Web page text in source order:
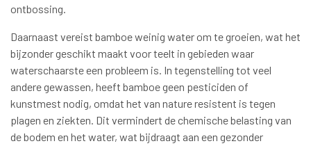
ontbossing.
Daarnaast vereist bamboe weinig water om te groeien, wat het
bijzonder geschikt maakt voor teelt in gebieden waar
waterschaarste een probleem is. In tegenstelling tot veel
andere gewassen, heeft bamboe geen pesticiden of
kunstmest nodig, omdat het van nature resistent is tegen
plagen en ziekten. Dit vermindert de chemische belasting van
de bodem en het water, wat bijdraagt aan een gezonder